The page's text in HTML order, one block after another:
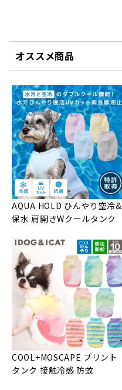
オススメ商品
AQUA HOLD ひんやり空冷&
保水 肩開きWクールタンク
COOL+MOSCAPE プリント
タンク 接触冷感 防蚊